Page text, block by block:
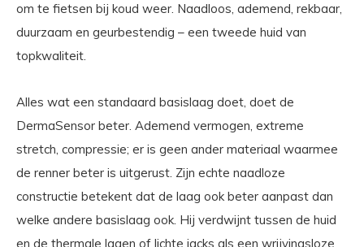
om te fietsen bij koud weer. Naadloos, ademend, rekbaar,
duurzaam en geurbestendig – een tweede huid van
topkwaliteit.
Alles wat een standaard basislaag doet, doet de
DermaSensor beter. Ademend vermogen, extreme
stretch, compressie; er is geen ander materiaal waarmee
de renner beter is uitgerust. Zijn echte naadloze
constructie betekent dat de laag ook beter aanpast dan
welke andere basislaag ook. Hij verdwijnt tussen de huid
en de thermale lagen of lichte jacks als een wrijvingsloze